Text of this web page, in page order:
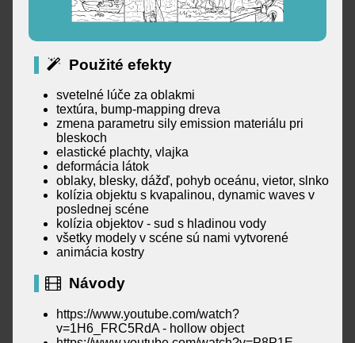
Použité efekty
svetelné lúče za oblakmi
textúra, bump-mapping dreva
zmena parametru sily emission materiálu pri
bleskoch
elastické plachty, vlajka
deformácia látok
oblaky, blesky, dážď, pohyb oceánu, vietor, slnko
kolízia objektu s kvapalinou, dynamic waves v
poslednej scéne
kolízia objektov - sud s hladinou vody
všetky modely v scéne sú nami vytvorené
animácia kostry
Návody
https://www.youtube.com/watch?
v=1H6_FRC5RdA - hollow object